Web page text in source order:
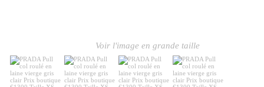
Voir l'image en grande taille